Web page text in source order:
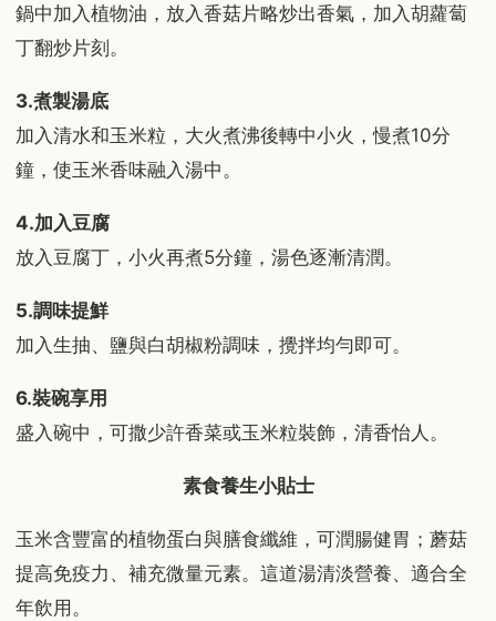
鍋中加入植物油，放入香菇片略炒出香氣，加入胡蘿蔔
丁翻炒片刻。
3.煮製湯底
加入清水和玉米粒，大火煮沸後轉中小火，慢煮10分
鐘，使玉米香味融入湯中。
4.加入豆腐
放入豆腐丁，小火再煮5分鐘，湯色逐漸清潤。
5.調味提鮮
加入生抽、鹽與白胡椒粉調味，攪拌均勻即可。
6.裝碗享用
盛入碗中，可撒少許香菜或玉米粒裝飾，清香怡人。
素食養生小貼士
玉米含豐富的植物蛋白與膳食纖維，可潤腸健胃；蘑菇
提高免疫力、補充微量元素。這道湯清淡營養、適合全
年飲用。